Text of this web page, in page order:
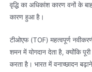
वृद्धि का अधिकांश कारण वनों के
कारण हुआ है।
टीओएफ (TOF) महत्वपूर्ण
शमन में योगदान देता है, क्योंकि
करता है। भारत में वनाच्छादन